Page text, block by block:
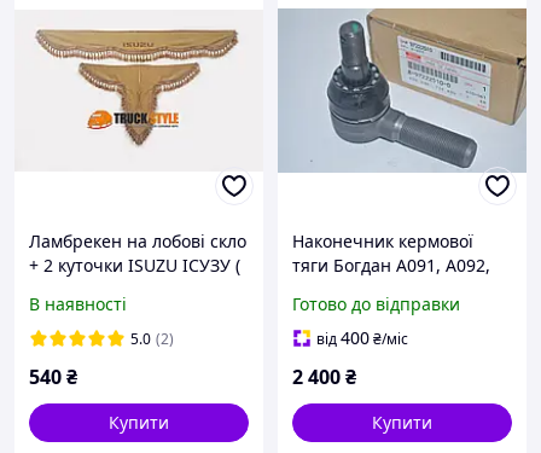
Ламбрекен на лобові скло
+ 2 куточки ISUZU ІСУЗУ (
кабіну)
В наявності
5.0 (2)
540₴
Купити
Наконечник кермової
тяги Богдан А091, А092,
(8972225100)
Готово до відправки
від400₴/міс
2 400₴
Купити